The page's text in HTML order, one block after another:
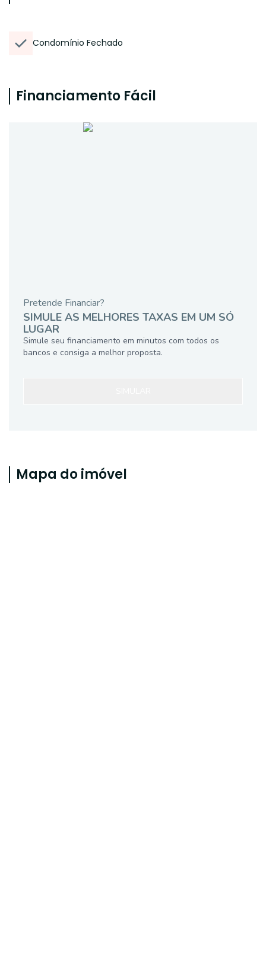
Condomínio Fechado
Financiamento Fácil
Pretende Financiar?
SIMULE AS MELHORES TAXAS EM UM SÓ
LUGAR
Simule seu financiamento em minutos com todos os
bancos e consiga a melhor proposta.
Mapa do imóvel